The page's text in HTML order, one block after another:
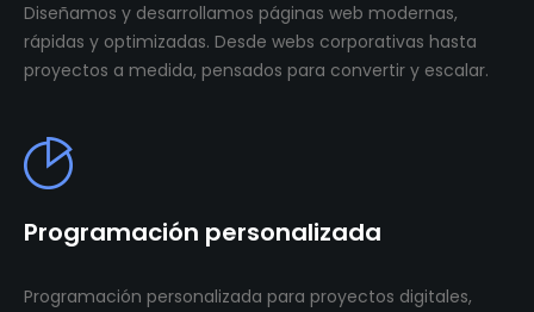
Diseñamos y desarrollamos páginas web modernas,
rápidas y optimizadas. Desde webs corporativas hasta
proyectos a medida, pensados para convertir y escalar.
Programación personalizada
Programación personalizada para proyectos digitales,